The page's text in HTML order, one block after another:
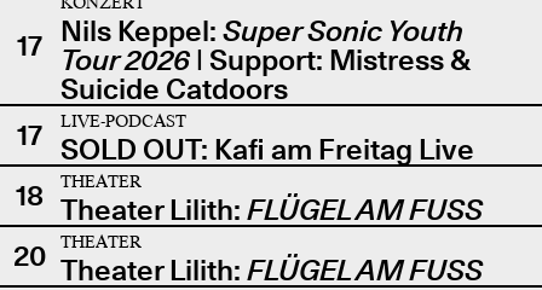
17 Nils Keppel: Super Sonic Youth
Tour 2026| Support: Mistress &
Suicide Catdoors
17
LIVE-PODCAST
SOLD OUT: Kafi am Freitag Live
18
THEATER
Theater Lilith: FLÜGEL AM FUSS
20
THEATER
Theater Lilith: FLÜGEL AM FUSS